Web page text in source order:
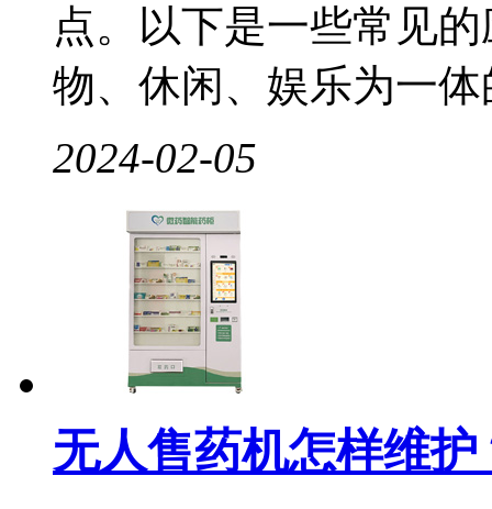
点。以下是一些常见
物、休闲、娱乐为一体
2024-02-05
无人售药机怎样维护